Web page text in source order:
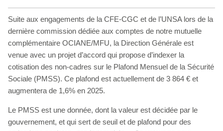
Suite aux engagements de la CFE-CGC et de l’UNSA lors de la
dernière commission dédiée aux comptes de notre mutuelle
complémentaire OCIANE/MFU, la Direction Générale est
venue avec un projet d’accord qui propose d’indexer la
cotisation des non-cadres sur le Plafond Mensuel de la Sécurité
Sociale (PMSS). Ce plafond est actuellement de 3 864 € et
augmentera de 1,6% en 2025.
Le PMSS est une donnée, dont la valeur est décidée par le
gouvernement, et qui sert de seuil et de plafond pour des